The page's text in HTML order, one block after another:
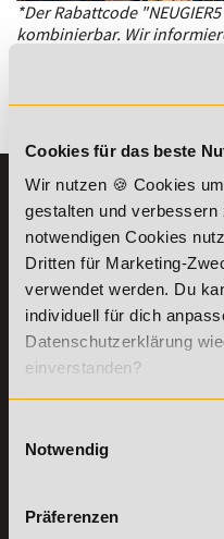
Cookies für das beste
Wir nutzen 🍪 Cookies
gestalten und
notwendigen Cookies
Dritten für Marketing-
verwendet werden. Du
individuell für dich
Datenschutzerklärung
einverstanden?
Notwendig
Präferenzen
*Der Rabattcode
kombinierbar. Wir
KONTAKT
07191-22987-0
WhatsApp:
+49 (0) 7191 9513201
Academy of Sports GmbH
Willy-Brandt-Platz 2
Fax:
+49 (0) 7191 - 229 87 – 99
Freitag: 8:00 - 17:00 Uhr
Samstag: 9:00 - 15:00 Uhr